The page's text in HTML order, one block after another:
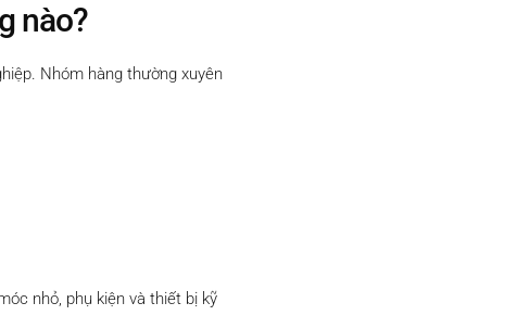
nào?
Nhóm hàng thường xuyên
nhỏ, phụ kiện và thiết bị kỹ